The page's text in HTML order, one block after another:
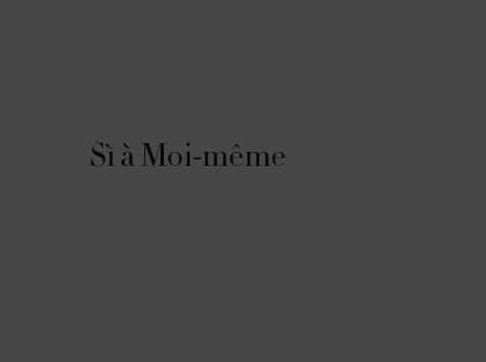
Sì à Moi-même